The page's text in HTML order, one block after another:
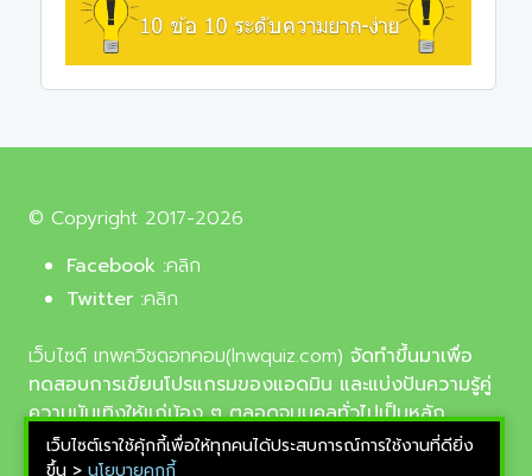
© Copyright 2017-2026
Facebook :คลิก
Twitter :คลิก
เว็บไซต์ เทพควิชดอทคอม(lnwquiz.com) จัดทำขึ้นมาเพื่อ
ทดสอบการเขียนโปรแกรมของแอดมิน และแบ่งปันความรู้คู่
ความบันเทิงให้แก่น้อง ๆ ตลอดจนบุคลทั่วไปเป็นหลัก,
รูปภาพที่นำมาใช้ประกอบบทความเป็นรูปภาพจากเว็บ
pixabay.com และunsplash.com ซึ่งเป็นเว็บแจกรูปฟรี
เว็บไซต์เราใช้คุ้กกี้เพื่อให้ทุกคนได้ประสบการณ์การใช้งานที่ดียิ่ง
ขึ้น > นโยบายคุกกี้